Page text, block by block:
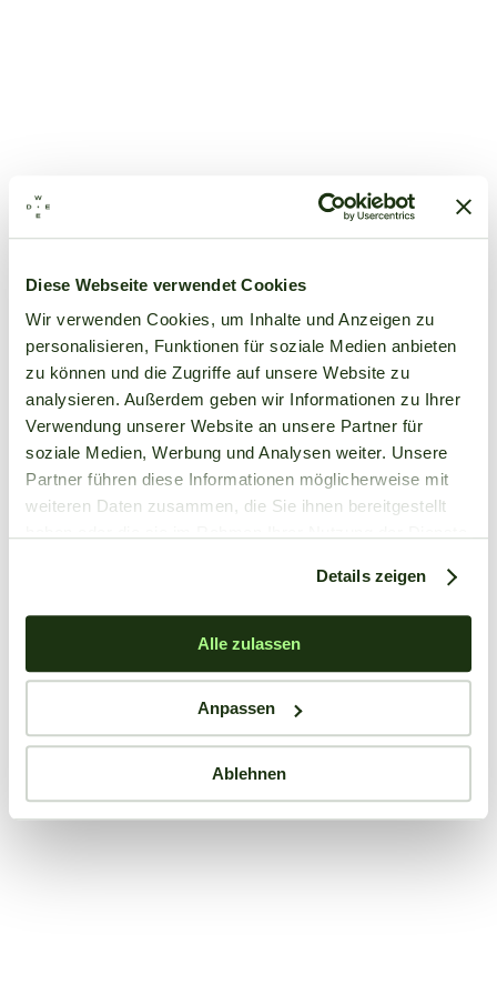
Diese Webseite verwendet Cookies
Wir verwenden Cookies, um Inhalte und Anzeigen zu
personalisieren, Funktionen für soziale Medien anbieten
zu können und die Zugriffe auf unsere Website zu
analysieren. Außerdem geben wir Informationen zu Ihrer
Verwendung unserer Website an unsere Partner für
soziale Medien, Werbung und Analysen weiter. Unsere
Partner führen diese Informationen möglicherweise mit
weiteren Daten zusammen, die Sie ihnen bereitgestellt
Details zeigen
Alle zulassen
Anpassen
Ablehnen